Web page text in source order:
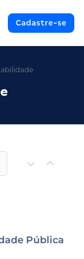
Cadastre-se
Pública